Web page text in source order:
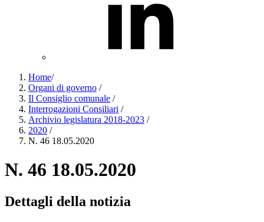
Home/
Organi di governo /
Il Consiglio comunale /
Interrogazioni Consiliari /
Archivio legislatura 2018-2023 /
2020 /
N. 46 18.05.2020
N. 46 18.05.2020
Dettagli della notizia